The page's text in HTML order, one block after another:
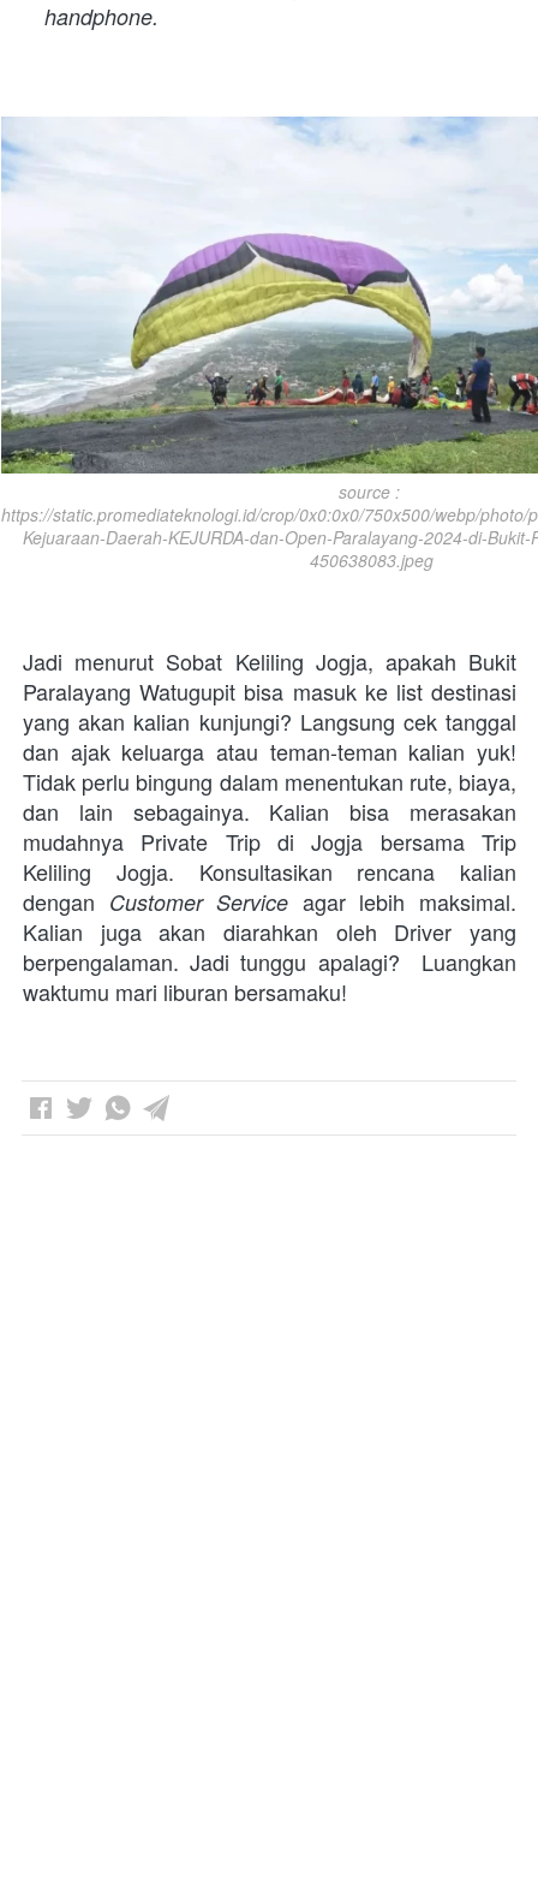
handphone.
source :
https://static.promediateknologi.id/crop/0x0:0x0/750x500/webp/photo/
Kejuaraan-Daerah-KEJURDA-dan-Open-Paralayang-2024-di-
450638083.jpeg
Jadi menurut Sobat Keliling Jogja, apakah Bukit
Paralayang Watugupit bisa masuk ke list destinasi
yang akan kalian kunjungi? Langsung cek tanggal
dan ajak keluarga atau teman-teman kalian yuk!
Tidak perlu bingung dalam menentukan rute, biaya,
dan lain sebagainya. Kalian bisa merasakan
mudahnya Private Trip di Jogja bersama Trip
Keliling Jogja. Konsultasikan rencana kalian
dengan Customer Service agar lebih maksimal.
Kalian juga akan diarahkan oleh Driver yang
berpengalaman. Jadi tunggu apalagi?  Luangkan
waktumu mari liburan bersamaku!